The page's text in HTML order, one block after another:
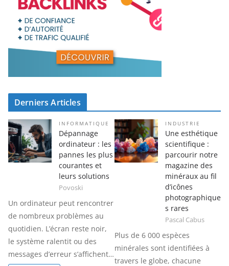
Derniers Articles
INFORMATIQUE
Dépannage
ordinateur : les
pannes les plus
courantes et
leurs solutions
Povoski
Un ordinateur peut rencontrer
de nombreux problèmes au
quotidien. L’écran reste noir,
le système ralentit ou des
messages d’erreur s’affichent…
INDUSTRIE
Une esthétique
scientifique :
parcourir notre
magazine des
minéraux au fil
d’icônes
photographique
s rares
Pascal Cabus
Plus de 6 000 espèces
minérales sont identifiées à
travers le globe, chacune